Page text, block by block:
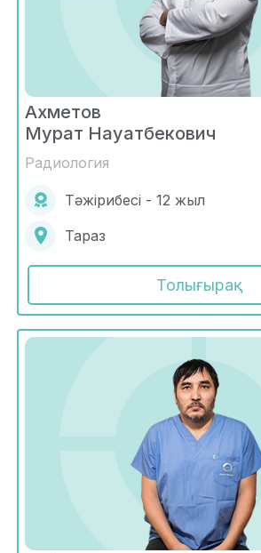
Ахметов
Мурат Науатбекович
Радиология
Тәжірибесі - 12 жыл
Тараз
Толығырақ